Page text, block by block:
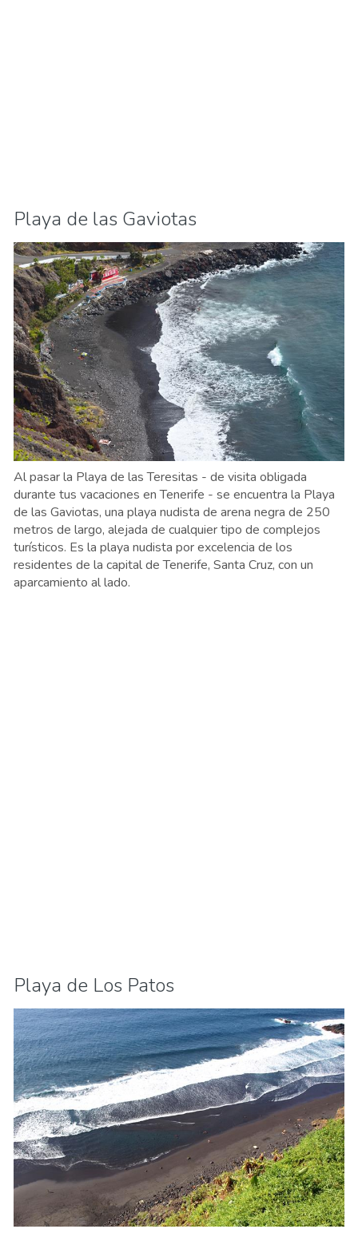
Playa de las Gaviotas
Al pasar la Playa de las Teresitas - de visita obligada
durante tus vacaciones en Tenerife - se encuentra la Playa
de las Gaviotas, una playa nudista de arena negra de 250
metros de largo, alejada de cualquier tipo de complejos
turísticos. Es la playa nudista por excelencia de los
residentes de la capital de Tenerife, Santa Cruz, con un
aparcamiento al lado.
Playa de Los Patos